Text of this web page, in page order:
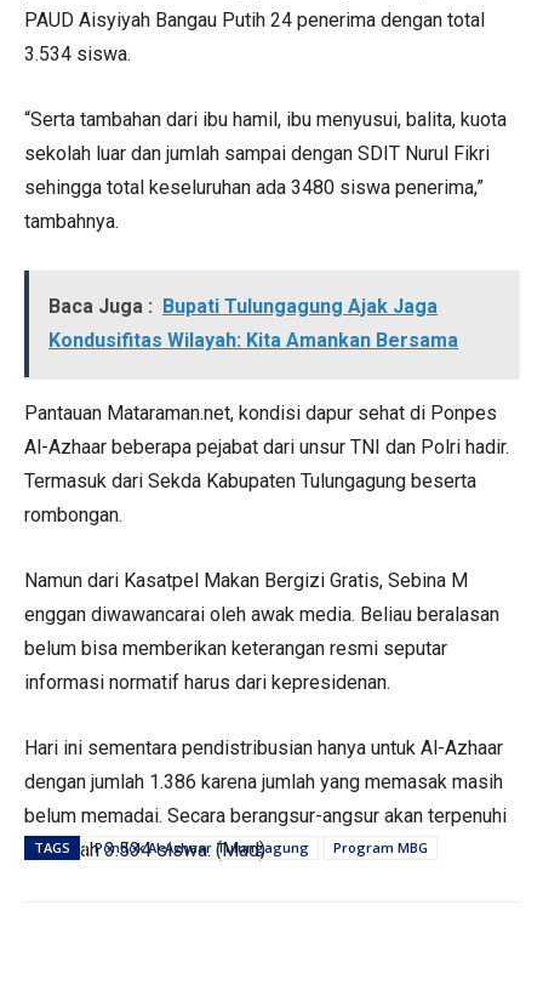
PAUD Aisyiyah Bangau Putih 24 penerima dengan total
3.534 siswa.
“Serta tambahan dari ibu hamil, ibu menyusui, balita, kuota
sekolah luar dan jumlah sampai dengan SDIT Nurul Fikri
sehingga total keseluruhan ada 3480 siswa penerima,”
tambahnya.
Baca Juga :
Bupati Tulungagung Ajak Jaga
Kondusifitas Wilayah: Kita Amankan Bersama
Pantauan Mataraman.net, kondisi dapur sehat di Ponpes
Al-Azhaar beberapa pejabat dari unsur TNI dan Polri hadir.
Termasuk dari Sekda Kabupaten Tulungagung beserta
rombongan.
Namun dari Kasatpel Makan Bergizi Gratis, Sebina M
enggan diwawancarai oleh awak media. Beliau beralasan
belum bisa memberikan keterangan resmi seputar
informasi normatif harus dari kepresidenan.
Hari ini sementara pendistribusian hanya untuk Al-Azhaar
dengan jumlah 1.386 karena jumlah yang memasak masih
belum memadai. Secara berangsur-angsur akan terpenuhi
sejumlah 3.534 siswa. (Mad)
TAGS Pondok Al-Azhaar Tulungagung Program MBG